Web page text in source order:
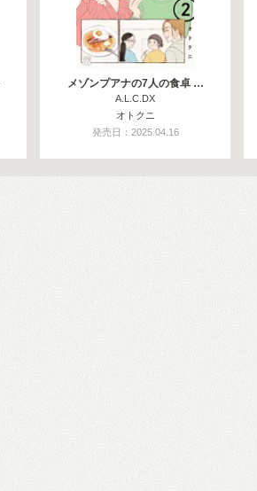
メゾンプアナの7人の食卓 …
A.L.C.DX
オトクニ
発売日：2025.04.16